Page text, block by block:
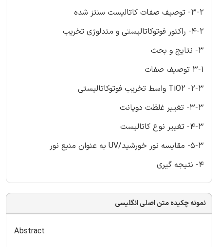
3-2- توصیف صفات کاتالیست سنتز شده
4-2- راکتور فوتوکاتالیستی و متدلوژی تخریب
3- نتایج و بحث
3-1 توصیف صفات
2-3- TiO2 واسط تخریب فوتوکاتالیستی
3-3- تغییر غلظت دوپانت
4-3- تغییر نوع کاتالیست
5-3- مقایسه نور خورشید/UV به عنوان منبع نور
4- نتیجه گیری
نمونه چکیده متن اصلی انگلیسی
Abstract